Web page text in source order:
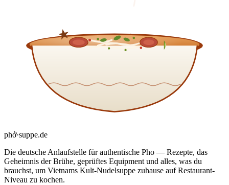
phở·suppe.de
Die deutsche Anlaufstelle für authentische Pho — Rezepte, das
Geheimnis der Brühe, geprüftes Equipment und alles, was du
brauchst, um Vietnams Kult-Nudelsuppe zuhause auf Restaurant-
Niveau zu kochen.